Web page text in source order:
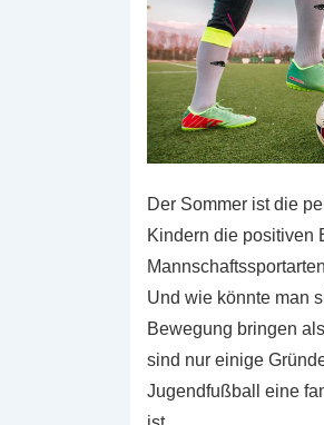
Der Sommer ist die
Kindern die positiven
Und wie könnte man
Bewegung bringen
sind nur einige
Jugendfußball eine